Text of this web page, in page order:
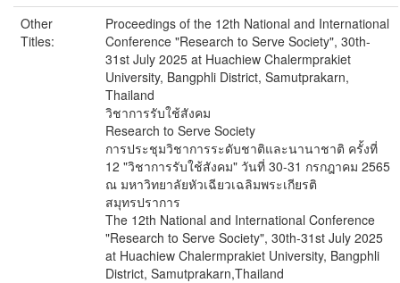
Other
Titles:
Proceedings of the 12th National and International
Conference "Research to Serve Society", 30th-
31st July 2025 at Huachiew Chalermprakiet
University, Bangphli District, Samutprakarn,
Thailand
วิชาการรับใช้สังคม
Research to Serve Society
การประชุมวิชาการระดับชาติและนานาชาติ ครั้งที่
12 "วิชาการรับใช้สังคม" วันที่ 30-31 กรกฎาคม 2565
ณ มหาวิทยาลัยหัวเฉียวเฉลิมพระเกียรติ
สมุทรปราการ
The 12th National and International Conference
"Research to Serve Society", 30th-31st July 2025
at Huachiew Chalermprakiet University, Bangphli
District, Samutprakarn,Thailand